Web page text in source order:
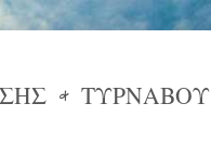
& ΤΥΡΝΑΒΟΥ